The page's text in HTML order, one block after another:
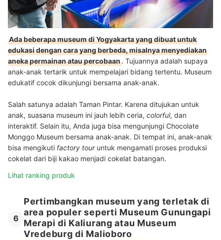
Ada beberapa museum di Yogyakarta yang dibuat untuk
edukasi dengan cara yang berbeda, misalnya menyediakan
aneka permainan atau percobaan. Tujuannya adalah supaya
anak-anak tertarik untuk mempelajari bidang tertentu. Museum
edukatif cocok dikunjungi bersama anak-anak.
Salah satunya adalah Taman Pintar. Karena ditujukan untuk
anak, suasana museum ini jauh lebih ceria, colorful, dan
interaktif. Selain itu, Anda juga bisa mengunjungi Chocolate
Monggo Museum bersama anak-anak. Di tempat ini, anak-anak
bisa mengikuti factory tour untuk mengamati proses produksi
cokelat dari biji kakao menjadi cokelat batangan.
Lihat ranking produk
6
Pertimbangkan museum yang terletak di
area populer seperti Museum Gunungapi
Merapi di Kaliurang atau Museum
Vredeburg di Malioboro